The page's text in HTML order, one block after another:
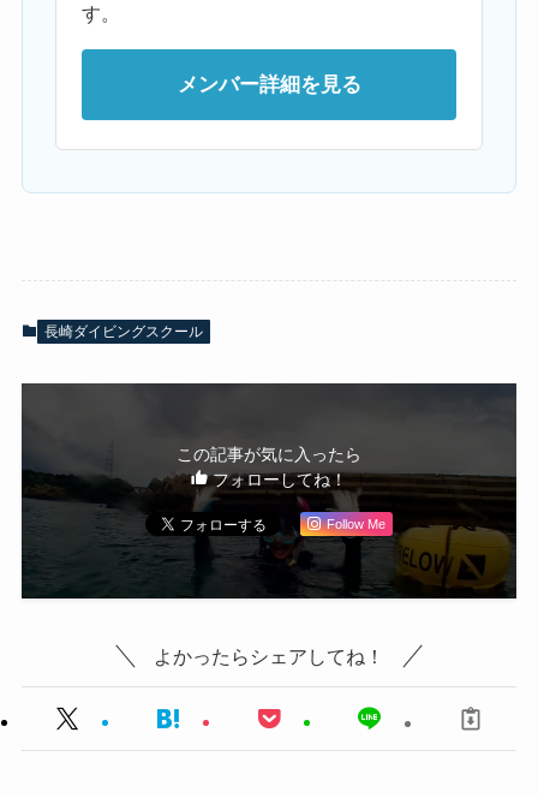
す。
メンバー詳細を見る
長崎ダイビングスクール
この記事が気に入ったら
フォローしてね！
Follow Me
よかったらシェアしてね！